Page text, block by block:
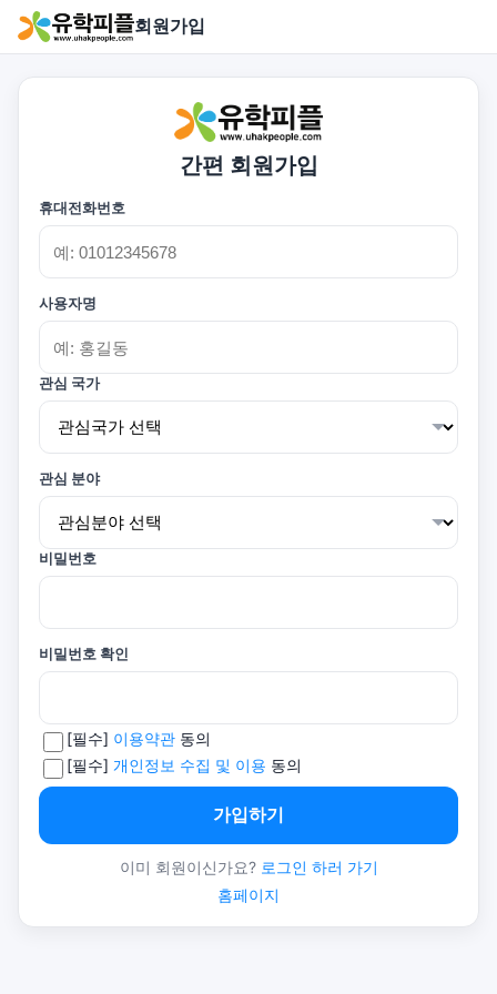
회원가입
간편 회원가입
휴대전화번호
사용자명
관심 국가
관심 분야
비밀번호
비밀번호 확인
[필수] 이용약관 동의
[필수] 개인정보 수집 및 이용 동의
가입하기
이미 회원이신가요? 로그인 하러 가기
홈페이지